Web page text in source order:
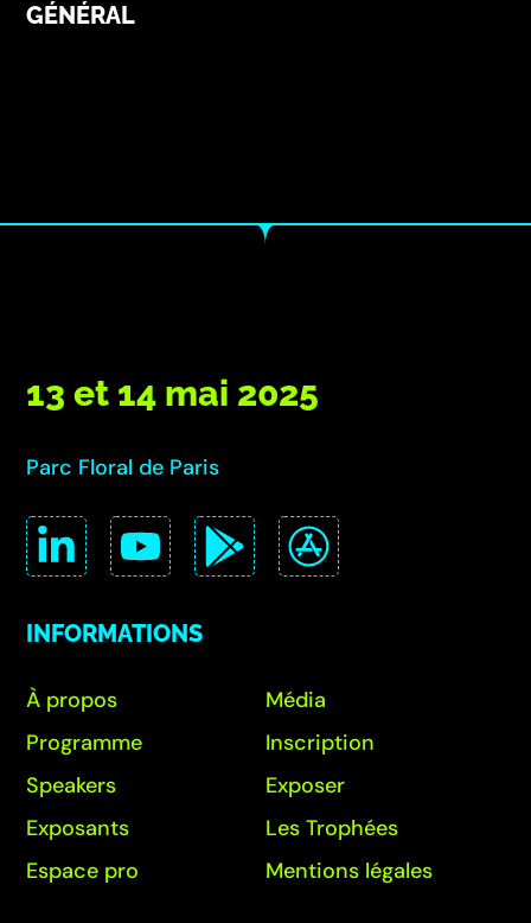
GÉNÉRAL
13 et 14 mai 2025
Parc Floral de Paris
INFORMATIONS
À propos
Programme
Speakers
Exposants
Espace pro
Média
Inscription
Exposer
Les Trophées
Mentions légales